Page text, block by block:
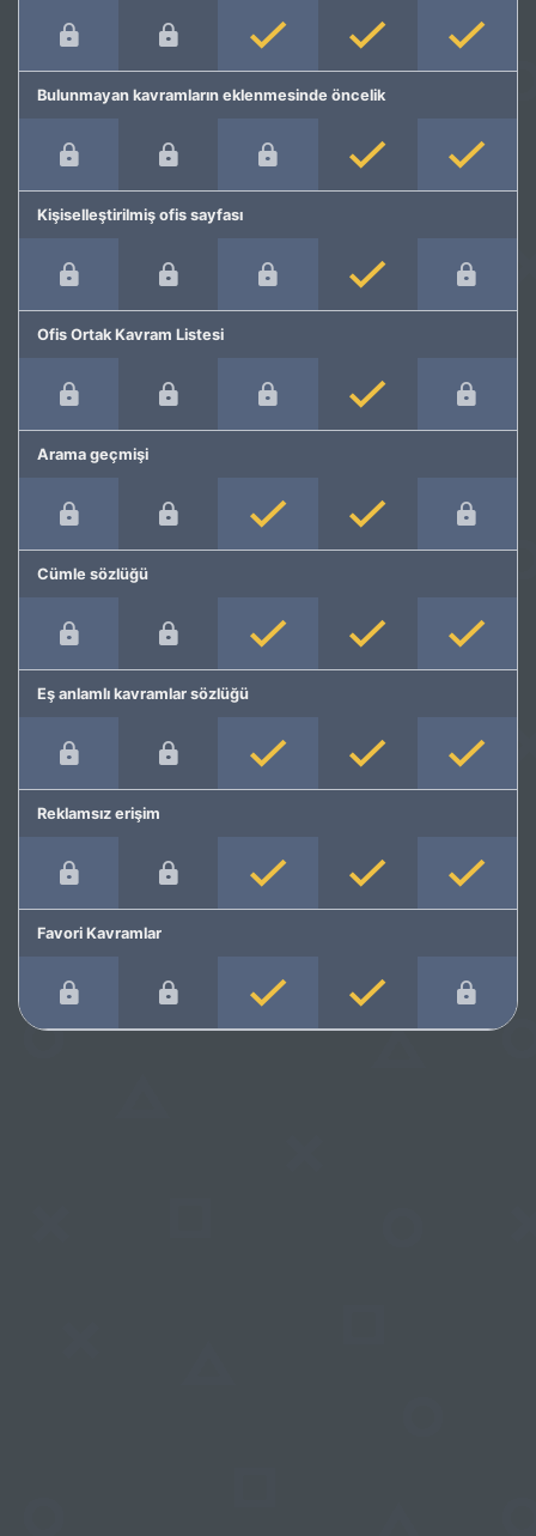
Bulunmayan kavramların eklenmesinde öncelik
Kişiselleştirilmiş ofis sayfası
Ofis Ortak Kavram Listesi
Arama geçmişi
Cümle sözlüğü
Eş anlamlı kavramlar sözlüğü
Reklamsız erişim
Favori Kavramlar